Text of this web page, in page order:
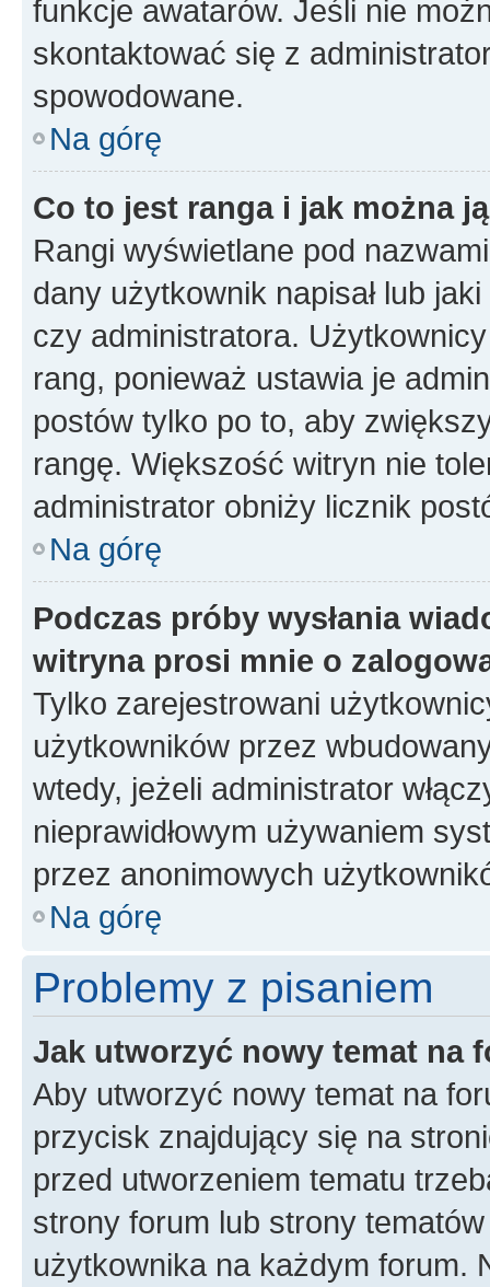
funkcje awatarów. Jeśli nie
skontaktować się z
spowodowane.
Na górę
Co to jest ranga i jak można
Rangi wyświetlane pod
dany użytkownik napisał lub
czy administratora.
rang, ponieważ ustawia je
postów tylko po to, aby
rangę. Większość witryn nie
administrator obniży licznik
Na górę
Podczas próby wysłania
witryna prosi mnie o
Tylko zarejestrowani
użytkowników przez
wtedy, jeżeli administrator
nieprawidłowym używaniem
przez anonimowych
Na górę
Problemy z pisaniem
Jak utworzyć nowy temat na
Aby utworzyć nowy temat na
przycisk znajdujący się na
przed utworzeniem tematu
strony forum lub strony
użytkownika na każdym forum.